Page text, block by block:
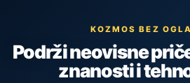
KOZMOS BEZ
Podrži neovisne
znanosti i